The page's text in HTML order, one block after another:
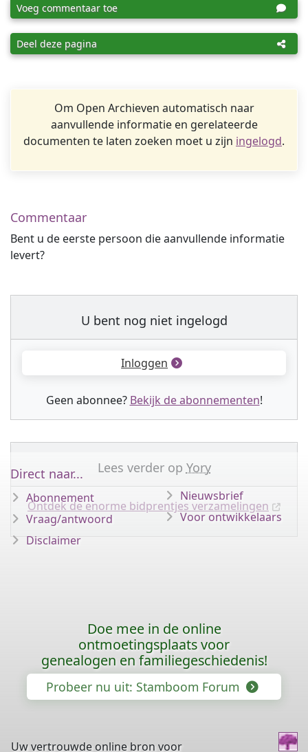
Voeg commentaar toe
Deel deze pagina
Om Open Archieven automatisch naar
aanvullende informatie en gerelateerde
documenten te laten zoeken moet u zijn ingelogd.
Commentaar
Bent u de eerste persoon die aanvullende informatie
levert?
U bent nog niet ingelogd
Inloggen
Geen abonnee? Bekijk de abonnementen!
Lees verder op Yory
Ontdek de enorme bidprentjes verzamelingen
Direct naar...
Abonnement
Vraag/antwoord
Disclaimer
Nieuwsbrief
Voor ontwikkelaars
Doe mee in de online
ontmoetingsplaats voor
genealogen en familiegeschiedenis!
Probeer nu uit: Stamboom Forum
Uw vertrouwde online bron voor